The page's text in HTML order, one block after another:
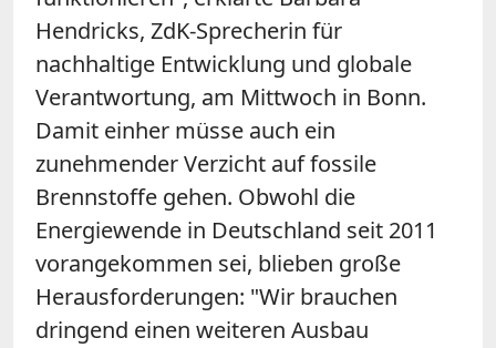
Hendricks, ZdK-Sprecherin für
nachhaltige Entwicklung und globale
Verantwortung, am Mittwoch in Bonn.
Damit einher müsse auch ein
zunehmender Verzicht auf fossile
Brennstoffe gehen. Obwohl die
Energiewende in Deutschland seit 2011
vorangekommen sei, blieben große
Herausforderungen: "Wir brauchen
dringend einen weiteren Ausbau